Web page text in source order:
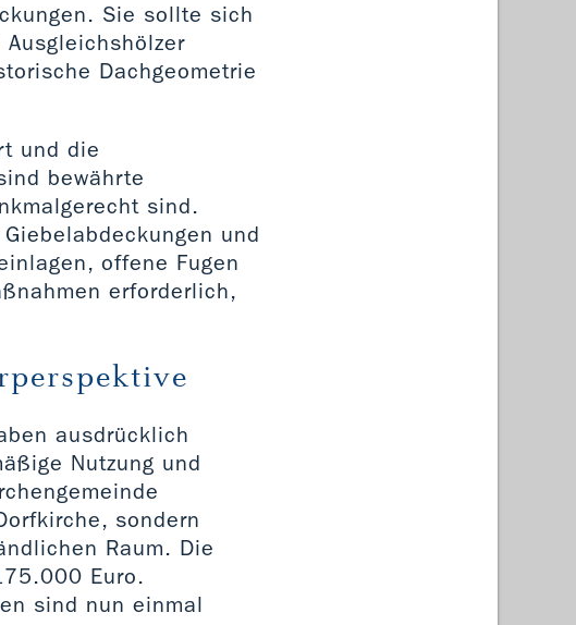
Sie sollte sich
Dachgeometrie
und die
bewährte
sind.
und
offene Fugen
erforderlich,
ausdrücklich
Nutzung und
sondern
Raum. Die
Euro.
sind nun einmal